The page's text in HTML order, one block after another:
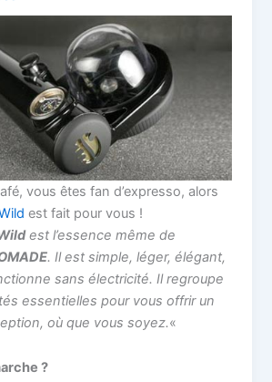
vous êtes fan d’expresso, alors
est fait pour vous !
est l’essence même de
. Il est simple, léger, élégant,
sans électricité. Il regroupe
essentielles pour vous offrir un
où que vous soyez.«
?